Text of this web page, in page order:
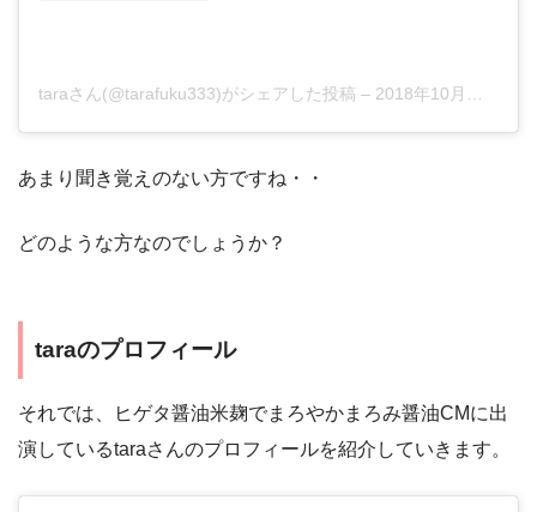
taraさん(@tarafuku333)がシェアした投稿 – 2018年10月月12日午前2時00分PDT
あまり聞き覚えのない方ですね・・
どのような方なのでしょうか？
taraのプロフィール
それでは、ヒゲタ醤油米麹でまろやかまろみ醤油CMに出
演しているtaraさんのプロフィールを紹介していきます。